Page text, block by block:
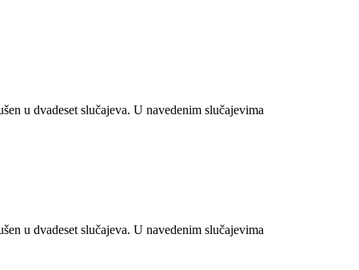
u dvadeset slučajeva. U navedenim slučajevima
u dvadeset slučajeva. U navedenim slučajevima